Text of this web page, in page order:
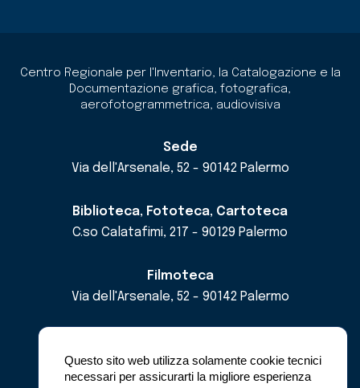
Questo sito web utilizza solamente cookie tecnici
necessari per assicurarti la migliore esperienza
Centro Regionale per l'Inventario, la Catalogazione e la
Documentazione grafica, fotografica,
aerofotogrammetrica, audiovisiva
Sede
Via dell'Arsenale, 52 - 90142 Palermo
Biblioteca, Fototeca, Cartoteca
C.so Calatafimi, 217 - 90129 Palermo
Filmoteca
Via dell'Arsenale, 52 - 90142 Palermo
pec cricdsicilia@pec.it